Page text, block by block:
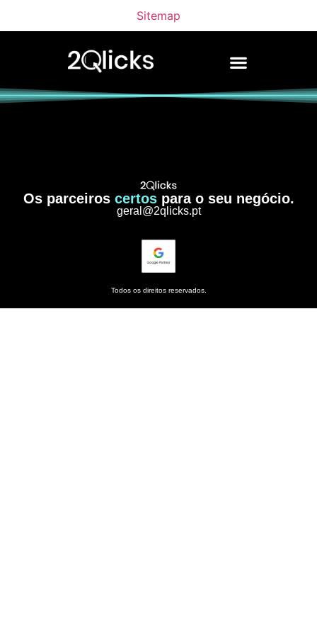
Sitemap
Os parceiros certospara o seu negócio.
geral@2qlicks.pt
Todos os direitos reservados.